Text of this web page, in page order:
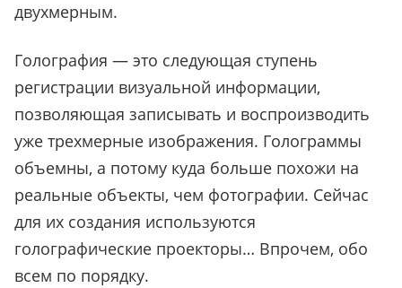
двухмерным.
Голография — это следующая ступень
регистрации визуальной информации,
позволяющая записывать и воспроизводить
уже трехмерные изображения. Голограммы
объемны, а потому куда больше похожи на
реальные объекты, чем фотографии. Сейчас
для их создания используются
голографические проекторы… Впрочем, обо
всем по порядку.